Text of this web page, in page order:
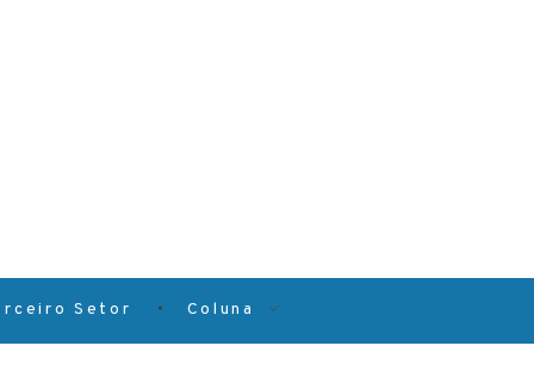
Setor Coluna